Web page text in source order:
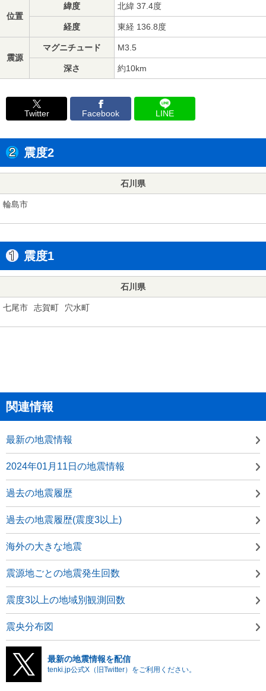
位置
緯度 北緯 37.4度
経度 東経 136.8度
震源
マグニチュード M3.5
深さ 約10km
Twitter Facebook LINE
震度2
石川県
輪島市
震度1
石川県
七尾市 志賀町 穴水町
関連情報
最新の地震情報
2024年01月11日の地震情報
過去の地震履歴
過去の地震履歴(震度3以上)
海外の大きな地震
震源地ごとの地震発生回数
震度3以上の地域別観測回数
震央分布図
最新の地震情報を配信
tenki.jp公式X（旧Twitter）をご利用ください。